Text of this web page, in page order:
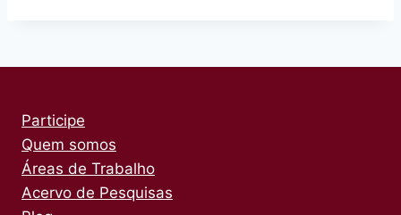
Participe
Quem somos
Áreas de Trabalho
Acervo de Pesquisas